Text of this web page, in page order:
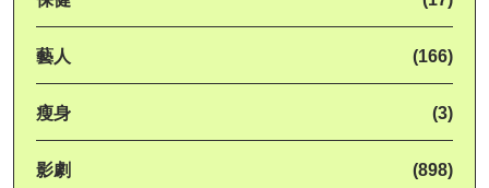
藝人 (166)
瘦身 (3)
影劇 (898)